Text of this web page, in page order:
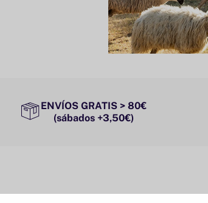
ENVÍOS GRATIS > 80€
(sábados +3,50€)